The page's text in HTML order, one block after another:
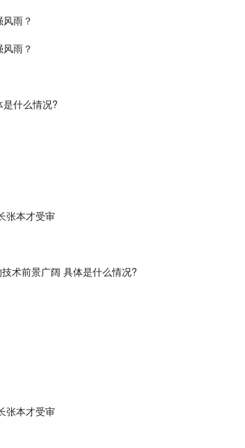
雨？
雨？
什么情况?
张本才受审
术前景广阔 具体是什么情况?
张本才受审